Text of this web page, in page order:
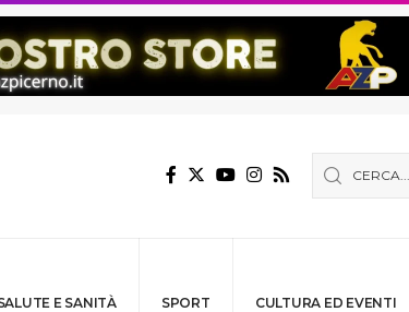
E SANITÀ SPORT CULTURA ED EVENTI